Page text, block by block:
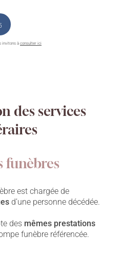
invitons à consulter ici
des services
funèbres
est chargée de
d’une personne décédée.
des mêmes prestations
funèbre référencée.